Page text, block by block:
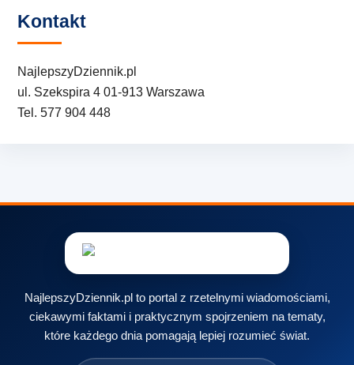
Kontakt
NajlepszyDziennik.pl
ul. Szekspira 4 01-913 Warszawa
Tel. 577 904 448
NajlepszyDziennik.pl to portal z rzetelnymi wiadomościami,
ciekawymi faktami i praktycznym spojrzeniem na tematy,
które każdego dnia pomagają lepiej rozumieć świat.